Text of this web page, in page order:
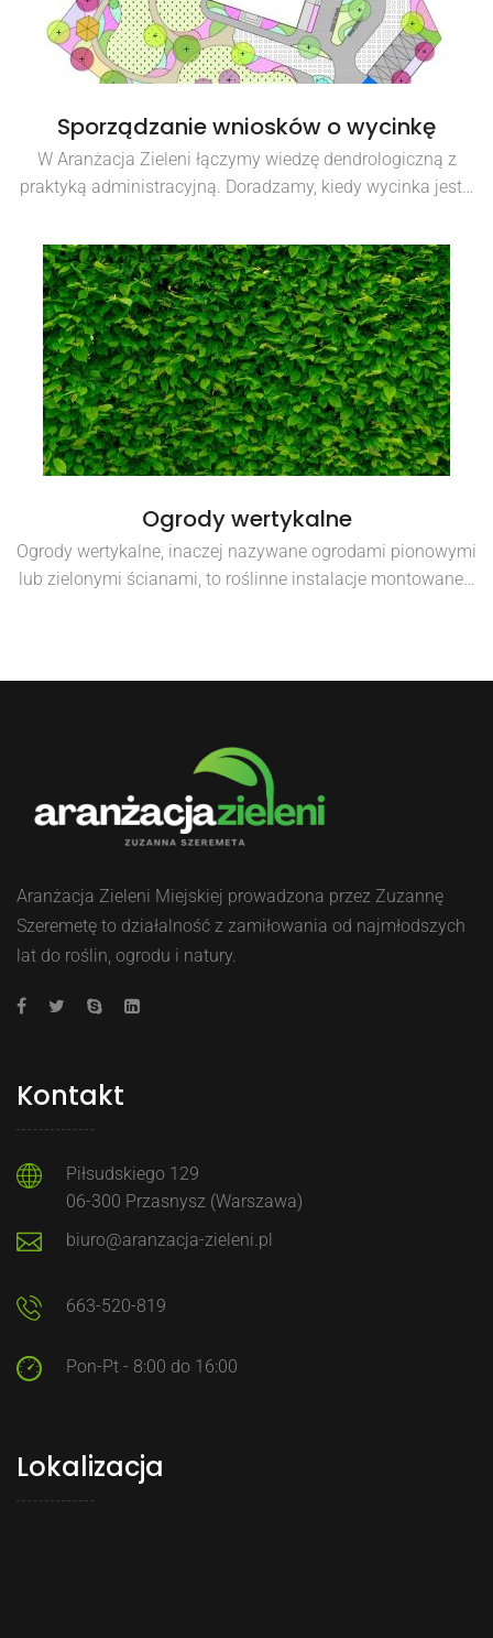
Sporządzanie wniosków o wycinkę
W Aranżacja Zieleni łączymy wiedzę dendrologiczną z
praktyką administracyjną. Doradzamy, kiedy wycinka jest…
Ogrody wertykalne
Ogrody wertykalne, inaczej nazywane ogrodami pionowymi
lub zielonymi ścianami, to roślinne instalacje montowane…
Aranżacja Zieleni Miejskiej prowadzona przez Zuzannę
Szeremetę to działalność z zamiłowania od najmłodszych
lat do roślin, ogrodu i natury.
Kontakt
Piłsudskiego 129
06-300 Przasnysz (Warszawa)
biuro@aranzacja-zieleni.pl
663-520-819
Pon-Pt - 8:00 do 16:00
Lokalizacja